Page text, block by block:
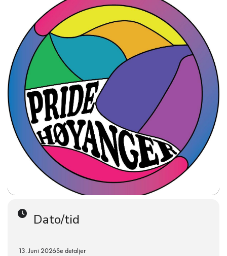
denne dagen med oss, og håpar så mange som muleg tar
Dato/tid
13. Juni 2026Se detaljer